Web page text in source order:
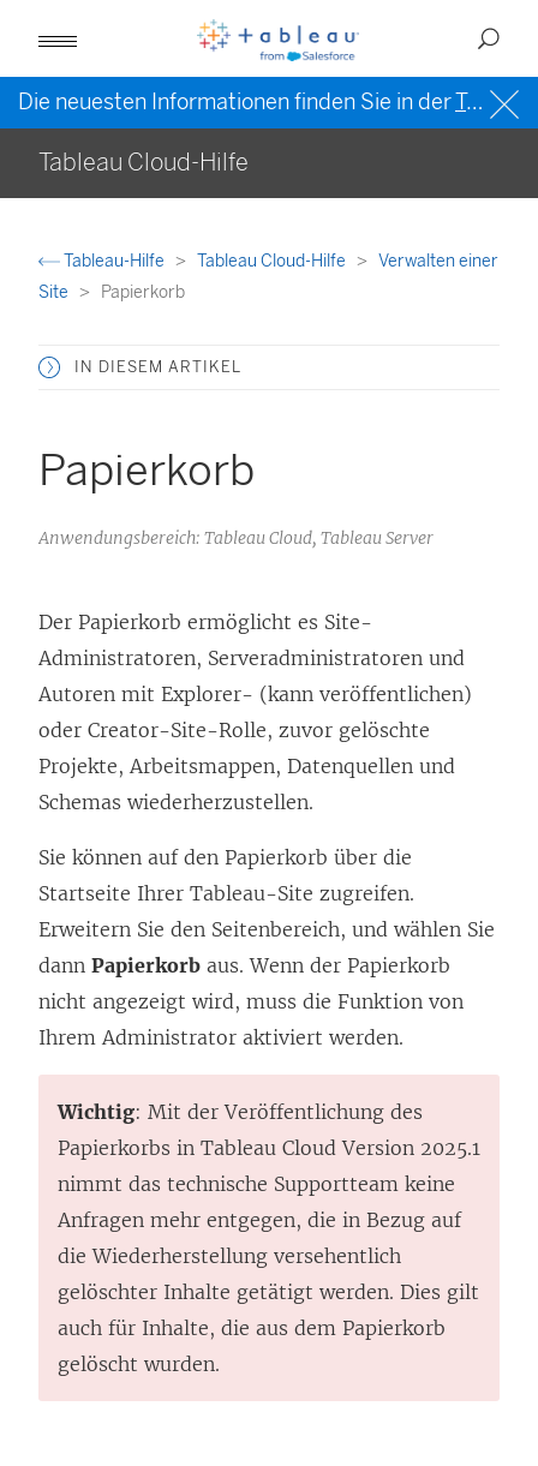
Die neuesten Informationen finden Sie in derTableau-Hilfe in englischer Sprache (US)
Tableau Cloud-Hilfe
Tableau-Hilfe Tableau Cloud-Hilfe
Verwalten einer
Site
Papierkorb
IN DIESEM ARTIKEL
Papierkorb
Anwendungsbereich: Tableau Cloud, Tableau Server
Der Papierkorb ermöglicht es Site-
Administratoren, Serveradministratoren und
Autoren mit Explorer- (kann veröffentlichen)
oder Creator-Site-Rolle, zuvor gelöschte
Projekte, Arbeitsmappen, Datenquellen und
Schemas wiederherzustellen.
Sie können auf den Papierkorb über die
Startseite Ihrer Tableau-Site zugreifen.
Erweitern Sie den Seitenbereich, und wählen Sie
dann Papierkorb aus. Wenn der Papierkorb
nicht angezeigt wird, muss die Funktion von
Ihrem Administrator aktiviert werden.
Wichtig: Mit der Veröffentlichung des
Papierkorbs in Tableau Cloud Version 2025.1
nimmt das technische Supportteam keine
Anfragen mehr entgegen, die in Bezug auf
die Wiederherstellung versehentlich
gelöschter Inhalte getätigt werden. Dies gilt
auch für Inhalte, die aus dem Papierkorb
gelöscht wurden.